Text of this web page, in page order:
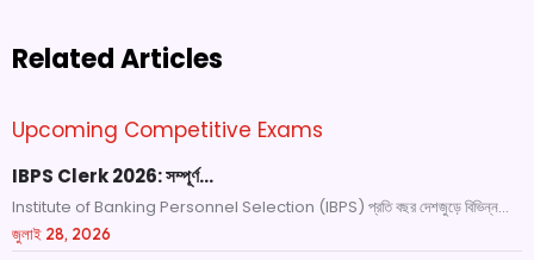
Related Articles
Upcoming Competitive Exams
IBPS Clerk 2026: সম্পূর্ণ…
Institute of Banking Personnel Selection (IBPS) প্রতি বছর দেশজুড়ে বিভিন্ন...
জুলাই 28, 2026